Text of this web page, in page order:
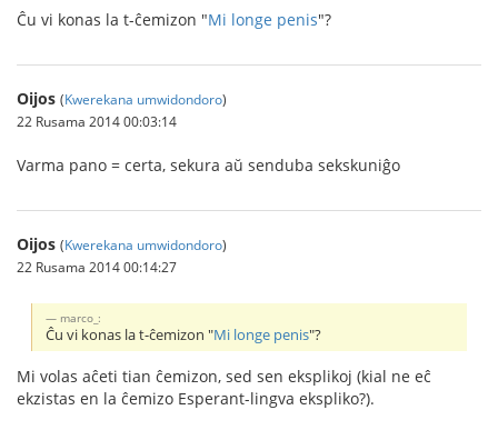
Ĉu vi konas la t-ĉemizon "Mi longe penis"?
Oijos (Kwerekana umwidondoro)
22 Rusama 2014 00:03:14
Varma pano = certa, sekura aŭ senduba sekskuniĝo
Oijos (Kwerekana umwidondoro)
22 Rusama 2014 00:14:27
marco_:
Ĉu vi konas la t-ĉemizon "Mi longe penis"?
Mi volas aĉeti tian ĉemizon, sed sen eksplikoj (kial ne eĉ
ekzistas en la ĉemizo Esperant-lingva ekspliko?).